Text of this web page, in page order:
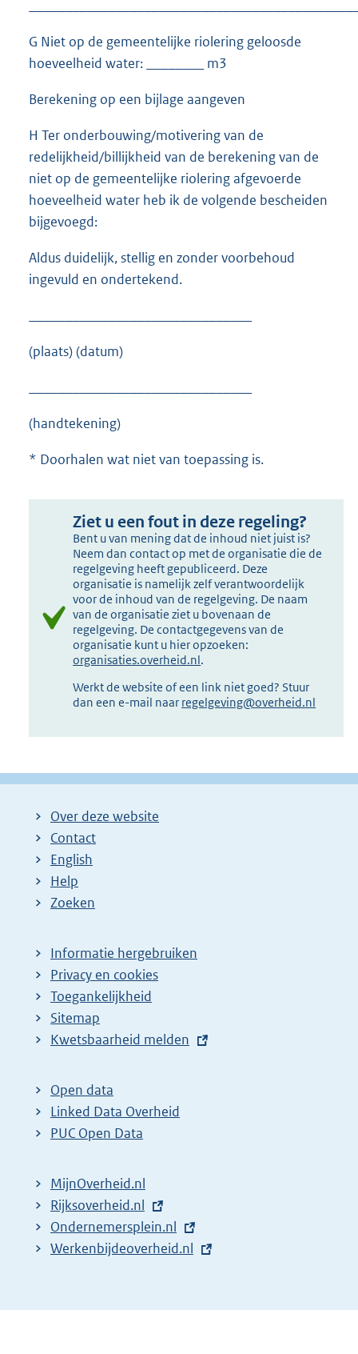
G Niet op de gemeentelijke riolering geloosde
hoeveelheid water: ________ m3
Berekening op een bijlage aangeven
H Ter onderbouwing/motivering van de
redelijkheid/billijkheid van de berekening van de
niet op de gemeentelijke riolering afgevoerde
hoeveelheid water heb ik de volgende bescheiden
bijgevoegd:
Aldus duidelijk, stellig en zonder voorbehoud
ingevuld en ondertekend.
(plaats) (datum)
(handtekening)
* Doorhalen wat niet van toepassing is.
Ziet u een fout in deze regeling?
Bent u van mening dat de inhoud niet juist is?
Neem dan contact op met de organisatie die de
regelgeving heeft gepubliceerd. Deze
organisatie is namelijk zelf verantwoordelijk
voor de inhoud van de regelgeving. De naam
van de organisatie ziet u bovenaan de
regelgeving. De contactgegevens van de
organisatie kunt u hier opzoeken:
organisaties.overheid.nl.
Werkt de website of een link niet goed? Stuur
dan een e-mail naar regelgeving@overheid.nl
Over deze website
Contact
English
Help
Zoeken
Informatie hergebruiken
Privacy en cookies
Toegankelijkheid
Sitemap
E
t
e
r
l
i
n
k
Kwetsbaarheid melden
Open data
Linked Data Overheid
PUC Open Data
MijnOverheid.nl
E
x
t
n
Rijksoverheid.nl
E
x
r
Ondernemersplein.nl
E
e
Werkenbijdeoverheid.nl